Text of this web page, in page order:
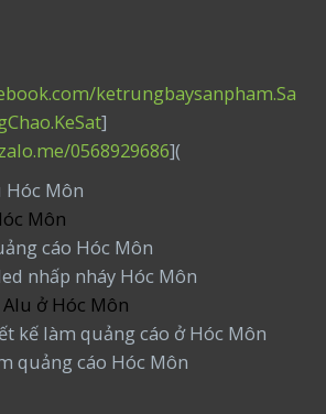
ketrungbaysanpham.Sa
]
0568929686](
Hóc Môn
Môn
cáo Hóc Môn
nhấp nháy Hóc Môn
ở Hóc Môn
kế làm quảng cáo ở Hóc Môn
quảng cáo Hóc Môn